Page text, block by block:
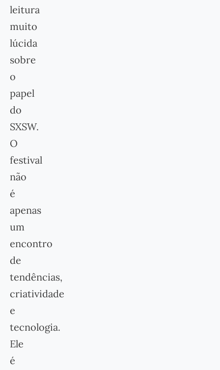
leitura
muito
lúcida
sobre
o
papel
do
SXSW.
O
festival
não
é
apenas
um
encontro
de
tendências,
criatividade
e
tecnologia.
Ele
é